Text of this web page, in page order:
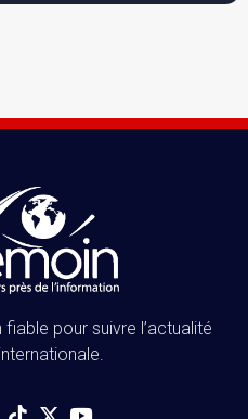
pour suivre l’actualité